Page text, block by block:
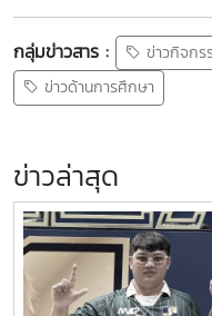
กลุ่มข่าวสาร : ข่าวกิจกร
ข่าวด้านการศึกษา
ข่าวล่าสุด